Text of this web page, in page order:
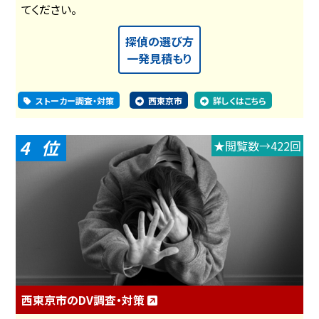
てください。
探偵の選び方
一発見積もり
ストーカー調査・対策 西東京市 詳しくはこちら
4 ★閲覧数→422回
西東京市のDV調査・対策